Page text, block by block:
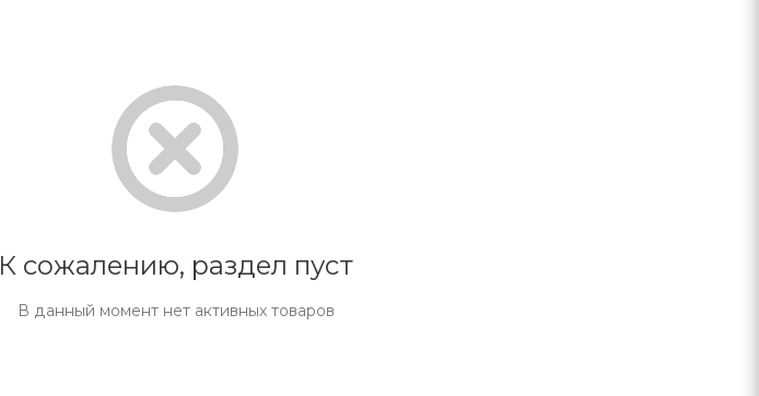
К сожалению, раздел пуст
В данный момент нет активных товаров